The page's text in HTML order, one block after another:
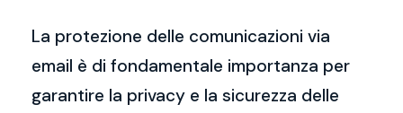
La protezione delle comunicazioni via
email è di fondamentale importanza per
garantire la privacy e la sicurezza delle